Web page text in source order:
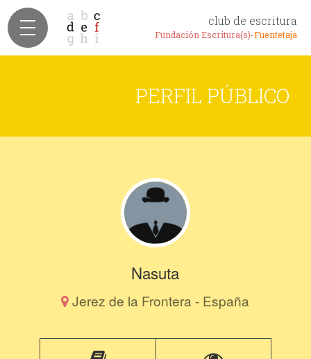
club de escritura
Fundación Escritura(s)-Fuentetaja
PERFIL PÚBLICO
Nasuta
Jerez de la Frontera - España